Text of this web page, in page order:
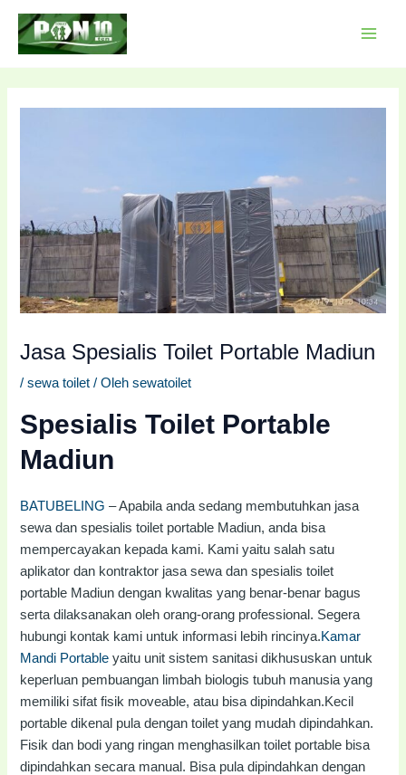
konten
Jasa Spesialis Toilet Portable Madiun
/sewa toilet / Olehsewatoilet
Spesialis Toilet Portable
Madiun
BATUBELING – Apabila anda sedang membutuhkan jasa
sewa dan spesialis toilet portable Madiun, anda bisa
mempercayakan kepada kami. Kami yaitu salah satu
aplikator dan kontraktor jasa sewa dan spesialis toilet
portable Madiun dengan kwalitas yang benar-benar bagus
serta dilaksanakan oleh orang-orang professional. Segera
hubungi kontak kami untuk informasi lebih rincinya.Kamar
Mandi Portable yaitu unit sistem sanitasi dikhususkan untuk
keperluan pembuangan limbah biologis tubuh manusia yang
memiliki sifat fisik moveable, atau bisa dipindahkan.Kecil
portable dikenal pula dengan toilet yang mudah dipindahkan.
Fisik dan bodi yang ringan menghasilkan toilet portable bisa
dipindahkan secara manual. Bisa pula dipindahkan dengan
navigation